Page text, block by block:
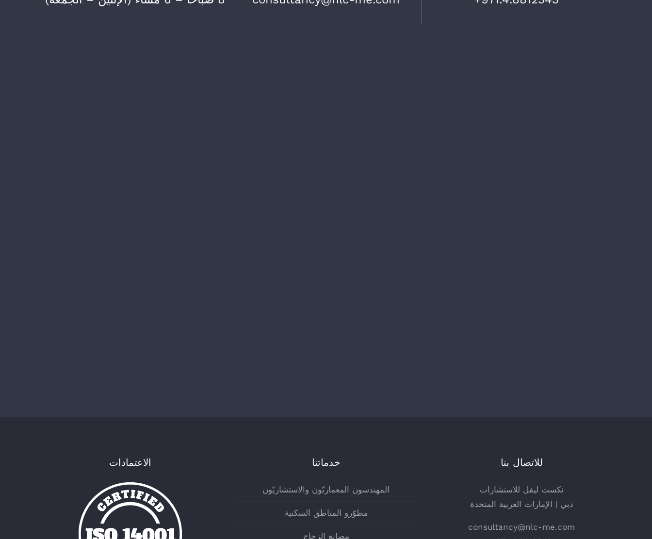
للاتصال بنا
نكست ليفل للاستشارات
دبي | الإمارات العربية المتحدة
consultancy@nlc-me.com
خدماتنا
المهندسون المعماريّون والاستشاريّون
مطوّرو المناطق السكنية
مصانع الزجاج
الاعتمادات